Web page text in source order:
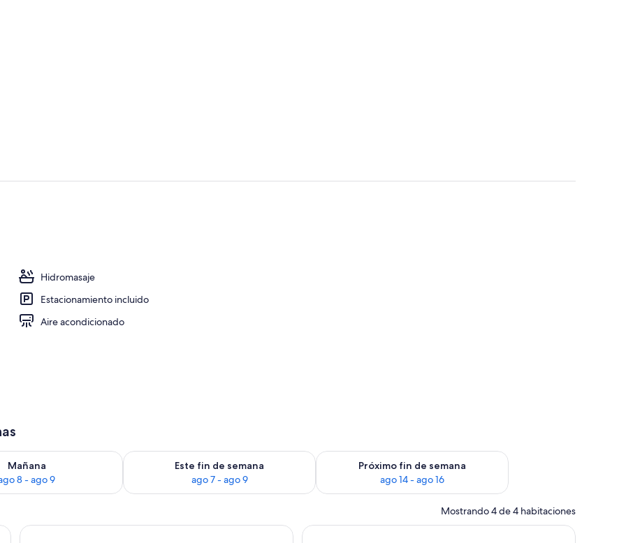
Hidromasaje
Estacionamiento incluido
Aire acondicionado
Mañana
8 - ago 9
para mañana ago 8 - ago 9
Este fin de semana
ago 7 - ago 9
Consulta la disponibilidad para este fin de semana ago 7 - ago 9
Próximo fin de semana
ago 14 - ago 16
Consulta la disponibilidad para el próximo fin de semana ago
Mostrando 4 de 4 habitaciones
y silla. Amplia ventana con cortinas, un cuadro en la pared y vista al mar.